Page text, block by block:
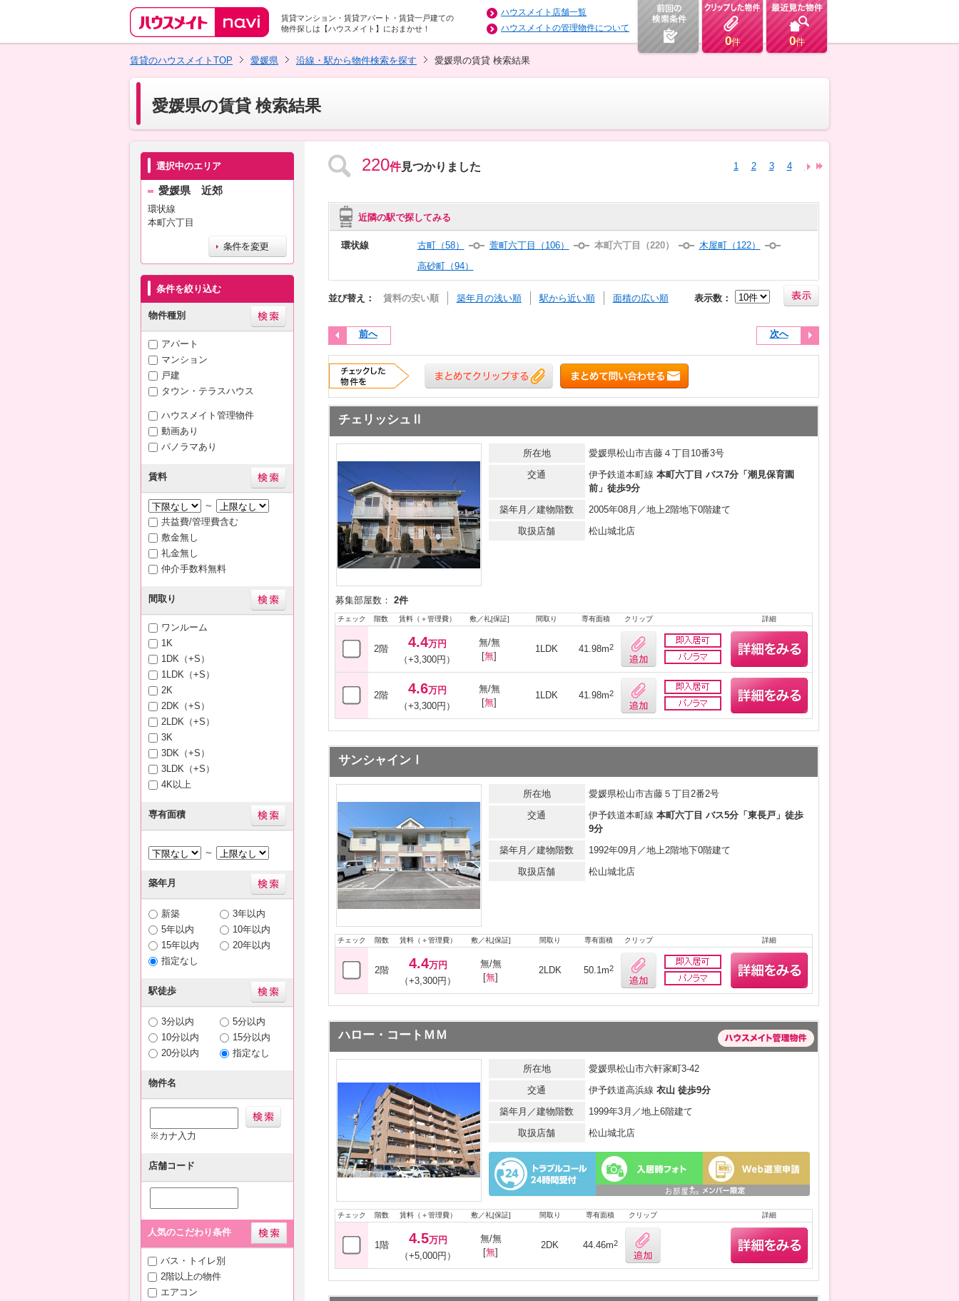
賃貸マンション・賃貸アパート・賃貸一戸建ての
物件探しは【ハウスメイト】におまかせ！
ハウスメイト店舗一覧
ハウスメイトの管理物件について
0件 0件
賃貸のハウスメイトTOP
愛媛県 沿線・駅から物件検索を探す 愛媛県の賃貸 検索結果
愛媛県の賃貸 検索結果
選択中のエリア
愛媛県 近郊
環状線
本町六丁目
条件を絞り込む
物件種別
アパート
マンション
戸建
タウン・テラスハウス
ハウスメイト管理物件
動画あり
パノラマあり
賃料
～
共益費/管理費含む
敷金無し
礼金無し
仲介手数料無料
間取り
ワンルーム
1K
1DK（+S）
1LDK（+S）
2K
2DK（+S）
2LDK（+S）
3K
3DK（+S）
3LDK（+S）
4K以上
専有面積
～
築年月
新築
3年以内
5年以内
10年以内
15年以内
20年以内
指定なし
駅徒歩
3分以内
5分以内
10分以内
15分以内
20分以内
指定なし
物件名
※カナ入力
店舗コード
人気のこだわり条件
バス・トイレ別
2階以上の物件
エアコン
220件見つかりました 1 2 3 4 5 6
近隣の駅で探してみる
環状線 古町（58） 萱町六丁目（106） 本町六丁目（220）
木屋町（122）
高砂町（94）
並び替え： 賃料の安い順 築年月の浅い順 駅から近い順 面積の広い順 表示数：
前へ 次へ
チェリッシュⅡ
所在地
愛媛県松山市吉藤４丁目10番3号
交通
伊予鉄道本町線 本町六丁目 バス7分「潮見保育園
前」徒歩9分
築年月／建物階数
2005年08月／地上2階地下0階建て
取扱店舗
松山城北店
募集部屋数： 2件
チェック 階数 賃料（＋管理費） 敷／礼[保証] 間取り 専有面積 クリップ 詳細
2階 4.4万円
（+3,300円）
無/無
[無]
1LDK 41.98m2
2階 4.6万円
（+3,300円）
無/無
[無]
1LDK 41.98m2
サンシャインⅠ
所在地
愛媛県松山市吉藤５丁目2番2号
交通
伊予鉄道本町線 本町六丁目 バス5分「東長戸」徒歩
9分
築年月／建物階数
1992年09月／地上2階地下0階建て
取扱店舗
松山城北店
チェック 階数 賃料（＋管理費） 敷／礼[保証] 間取り 専有面積 クリップ 詳細
2階 4.4万円
（+3,300円）
無/無
[無]
2LDK 50.1m2
ハロー・コートＭＭ
所在地
愛媛県松山市六軒家町3-42
交通
伊予鉄道高浜線 衣山 徒歩9分
築年月／建物階数
1999年3月／地上6階建て
取扱店舗
松山城北店
チェック 階数 賃料（＋管理費） 敷／礼[保証] 間取り 専有面積 クリップ 詳細
1階 4.5万円
（+5,000円）
無/無
[無]
2DK 44.46m2